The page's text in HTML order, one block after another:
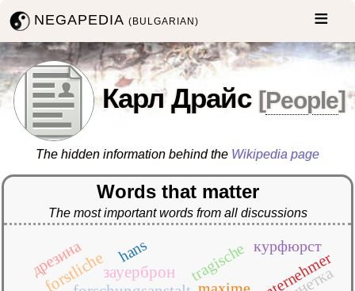
NEGAPEDIA(BULGARIAN)
Карл Драйс [People]
The hidden information behind the Wikipedia page
Words that matter
The most important words from all discussions
forstlicheзауерброн
hans tragische unternehmer
дрезина курфюрст